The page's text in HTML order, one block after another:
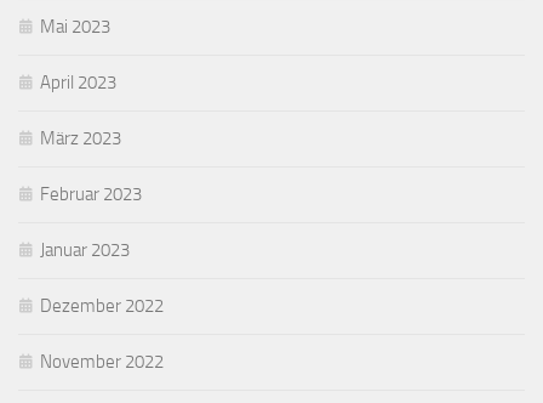
Mai 2023
April 2023
März 2023
Februar 2023
Januar 2023
Dezember 2022
November 2022